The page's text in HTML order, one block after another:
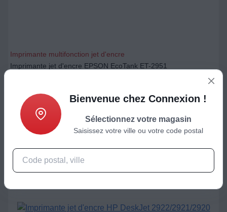
Imprimante multifonction jet d'encre
Imprimante jet d'encre EPSON EcoTank ET-2951
269,99€
Ajouter au panier
Bienvenue chez Connexion !
Sélectionnez votre magasin
Saisissez votre ville ou votre code postal